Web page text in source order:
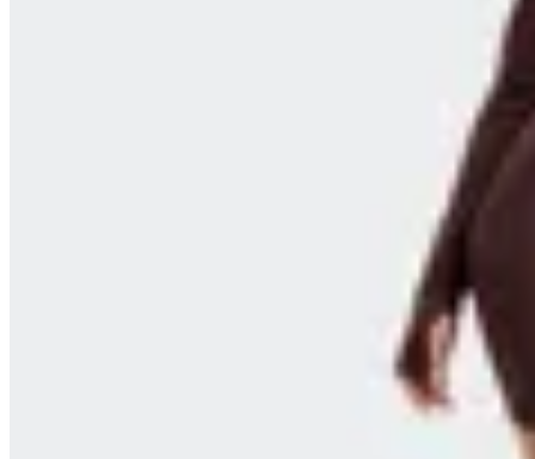
Short Fabletics On-The-Go PowerHold